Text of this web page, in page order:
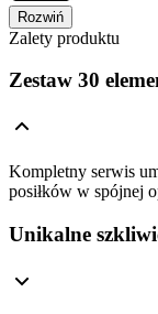
Rozwiń
Zalety produktu
Zestaw 30
Kompletny serwis
posiłków w spójnej
Unikalne